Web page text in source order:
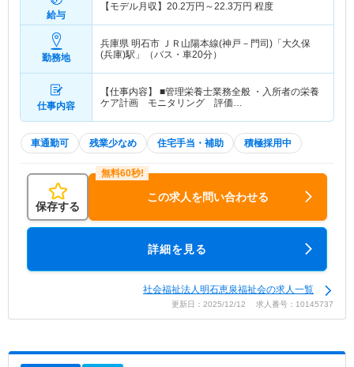
給与
【モデル月収】 20.2万円～22.3万円 程度
勤務地
兵庫県 明石市 ＪＲ山陽本線(神戸－門司)「大久保
(兵庫)駅」（バス・車20分）
仕事内容
【仕事内容】 ■管理栄養士業務全般 ・入所者の栄養
ケア計画 モニタリング 評価…
車通勤可 残業少なめ 住宅手当・補助 積極採用中
保存する
この求人を問い合わせる
詳細を見る
社会福祉法人明石恵泉福祉会の求人一覧
更新日：2025/12/12 求人番号：10145737